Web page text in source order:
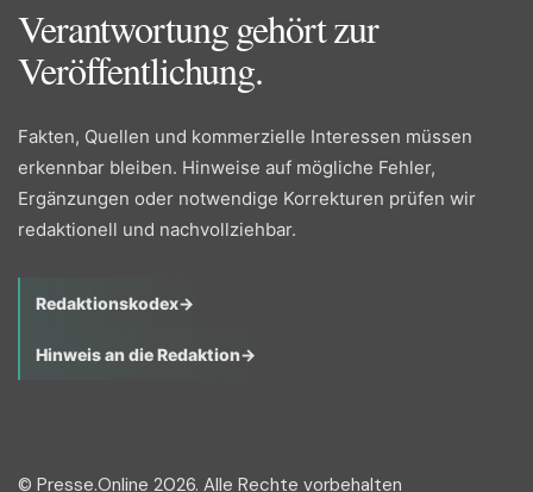
Verantwortung gehört zur
Veröffentlichung.
Fakten, Quellen und kommerzielle Interessen müssen
erkennbar bleiben. Hinweise auf mögliche Fehler,
Ergänzungen oder notwendige Korrekturen prüfen wir
redaktionell und nachvollziehbar.
Redaktionskodex→
Hinweis an die Redaktion→
© Presse.Online 2026. Alle Rechte vorbehalten